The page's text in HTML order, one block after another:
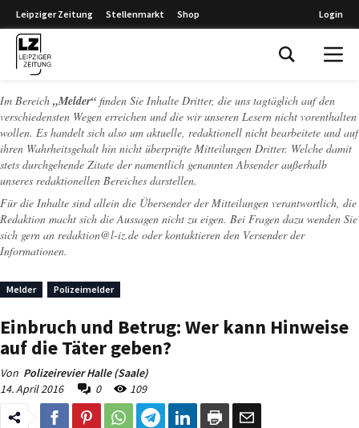
Leipziger Zeitung Stellenmarkt Shop Login
Im Bereich „Melder“ finden Sie Inhalte Dritter, die uns tagtäglich auf den
verschiedensten Wegen erreichen und die wir unseren Lesern nicht vorenthalten
wollen. Es handelt sich also um aktuelle, redaktionell nicht bearbeitete und auf
ihren Wahrheitsgehalt hin nicht überprüfte Mitteilungen Dritter. Welche damit
stets durchgehende Zitate der namentlich genannten Absender außerhalb
unseres redaktionellen Bereiches darstellen.
Für die Inhalte sind allein die Übersender der Mitteilungen verantwortlich, die
Redaktion macht sich die Aussagen nicht zu eigen. Bei Fragen dazu wenden Sie
sich gern an redaktion@l-iz.de oder kontaktieren den Versender der
Informationen.
Melder Polizeimelder
Einbruch und Betrug: Wer kann Hinweise
auf die Täter geben?
Von Polizeirevier Halle (Saale)
14. April 2016
0 109